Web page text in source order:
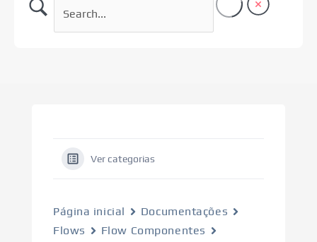
Ver categorias
Página inicial
Documentações
Flows
Flow Componentes